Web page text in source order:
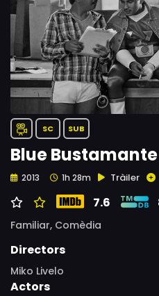
SC SUB
Blue Bustamante
2013 1h 28m Tràiler
7.6
Familiar, Comèdia
Directors
Miko Livelo
Actors